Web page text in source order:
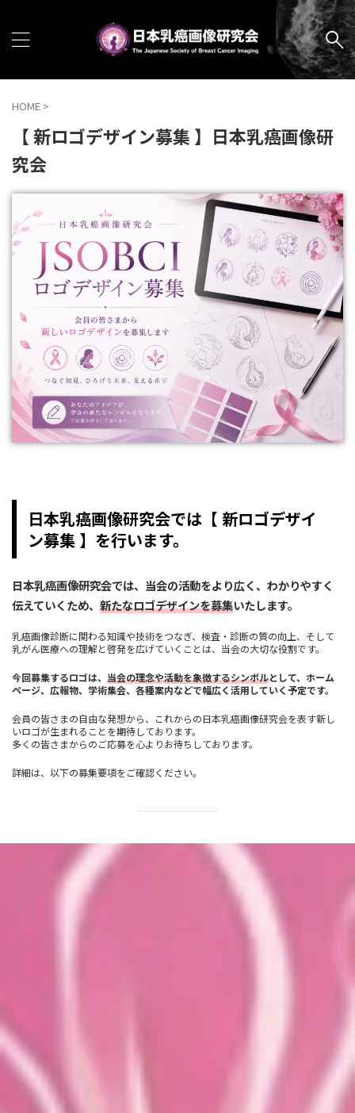
HOME >
【 新ロゴデザイン募集 】日本乳癌画像研
究会
日本乳癌画像研究会では【 新ロゴデザイ
ン募集 】を行います。
日本乳癌画像研究会では、当会の活動をより広く、わかりやすく
伝えていくため、 新たなロゴデザインを募集いたします。
乳癌画像診断に関わる知識や技術をつなぎ、検査・診断の質の向上、そして
乳がん医療への理解と啓発を広げていくことは、当会の大切な役割です。
今回募集するロゴは、 当会の理念や活動を象徴するシンボルとして、ホーム
ページ、広報物、学術集会、各種案内などで幅広く活用していく予定です。
会員の皆さまの自由な発想から、これからの日本乳癌画像研究会を表す新し
いロゴが生まれることを期待しております。
多くの皆さまからのご応募を心よりお待ちしております。
詳細は、以下の募集要項をご確認ください。